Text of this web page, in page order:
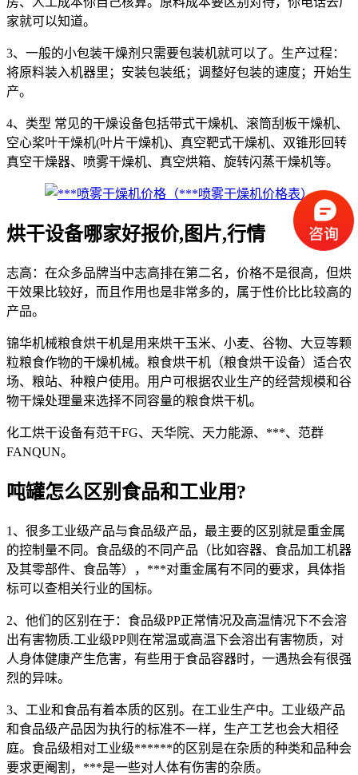
家就可以知道。
3、一般的小包装干燥剂只需要包装机就可以了。生产过程：
将原料装入机器里；安装包装纸；调整好包装的速度；开始生
产。
4、类型 常见的干燥设备包括带式干燥机、滚筒刮板干燥机、
空心桨叶干燥机(叶片干燥机)、真空靶式干燥机、双锥形回转
真空干燥器、喷雾干燥机、真空烘箱、旋转闪蒸干燥机等。
烘干设备哪家好报价,图片,行情
志高：在众多品牌当中志高排在第二名，价格不是很高，但烘
干效果比较好，而且作用也是非常多的，属于性价比比较高的
产品。
锦华机械粮食烘干机是用来烘干玉米、小麦、谷物、大豆等颗
粒粮食作物的干燥机械。粮食烘干机（粮食烘干设备）适合农
场、粮站、种粮户使用。用户可根据农业生产的经营规模和谷
物干燥处理量来选择不同容量的粮食烘干机。
化工烘干设备有范干FG、天华院、天力能源、***、范群
FANQUN。
吨罐怎么区别食品和工业用?
1、很多工业级产品与食品级产品，最主要的区别就是重金属
的控制量不同。食品级的不同产品（比如容器、食品加工机器
及其零部件、食品等），***对重金属有不同的要求，具体指
标可以查相关行业的国标。
2、他们的区别在于：食品级PP正常情况及高温情况下不会溶
出有害物质.工业级PP则在常温或高温下会溶出有害物质，对
人身体健康产生危害，有些用于食品容器时，一遇热会有很强
烈的异味。
3、工业和食品有着本质的区别。在工业生产中。工业级产品
和食品级产品因为执行的标准不一样，生产工艺也会大相径
庭。食品级相对工业级******的区别是在杂质的种类和品种会
要求更阉割，***是一些对人体有伤害的杂质。